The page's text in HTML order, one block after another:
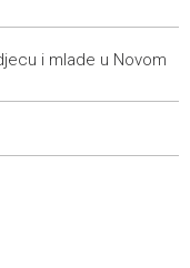
kosti, vještaci
i mlade u Novom